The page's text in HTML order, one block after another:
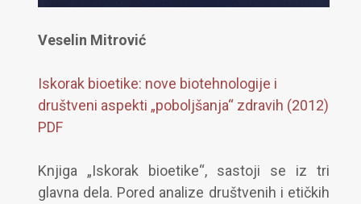
Veselin Mitrović
Iskorak bioetike: nove biotehnologije i
društveni aspekti „poboljšanja“ zdravih (2012)
PDF
Knjiga „Iskorak bioetike“, sastoji se iz tri
glavna dela. Pored analize društvenih i etičkih